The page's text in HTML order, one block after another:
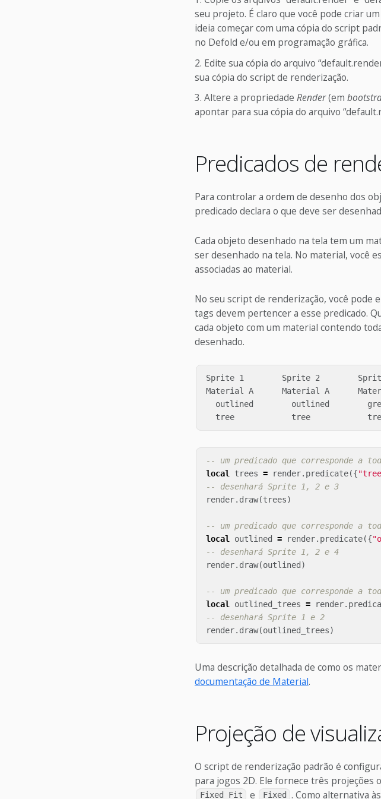
seu projeto. É claro que você pode criar
ideia começar com uma cópia do script
no Defold e/ou em programação gráfica.
Edite sua cópia do arquivo
sua cópia do script de renderização.
Altere a propriedade Render(em
apontar para sua cópia do arquivo
Predicados de
Para controlar a ordem de desenho dos
predicado declara o que deve ser
Cada objeto desenhado na tela tem um
ser desenhado na tela. No material, você
associadas ao material.
No seu script de renderização, você pode
tags devem pertencer a esse predicado.
cada objeto com um material contendo
desenhado.
Sprite 1        Sprite 2
Material A      Material A
outlined        outlined
-- um predicado que corresponde a
local trees = render. predicate({
-- desenhará Sprite 1, 2 e 3
render. draw(trees)
-- um predicado que corresponde a
local outlined = render. predicate({
-- desenhará Sprite 1, 2 e 4
render. draw(outlined )
-- um predicado que corresponde a
local outlined_trees = render.
-- desenhará Sprite 1 e 2
render. draw(outlined_trees)
Uma descrição detalhada de como os
documentação de Material.
Projeção de
O script de renderização padrão é
para jogos 2D. Ele fornece três projeções
Fixed Fit e Fixed
. Como alternativa